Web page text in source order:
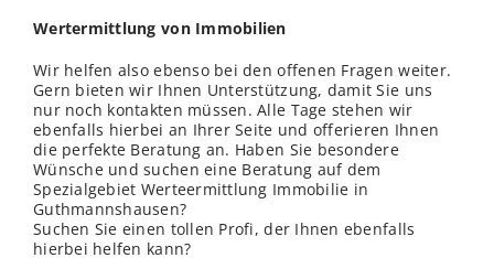
Wertermittlung von Immobilien
Wir helfen also ebenso bei den offenen Fragen weiter.
Gern bieten wir Ihnen Unterstützung, damit Sie uns
nur noch kontakten müssen. Alle Tage stehen wir
ebenfalls hierbei an Ihrer Seite und offerieren Ihnen
die perfekte Beratung an. Haben Sie besondere
Wünsche und suchen eine Beratung auf dem
Spezialgebiet Werteermittlung Immobilie in
Guthmannshausen?
Suchen Sie einen tollen Profi, der Ihnen ebenfalls
hierbei helfen kann?